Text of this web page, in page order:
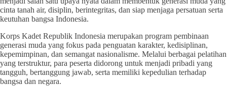
cinta tanah air, disiplin, berintegritas, dan siap menjaga persatuan serta
keutuhan bangsa Indonesia.
Korps Kadet Republik Indonesia merupakan program pembinaan
generasi muda yang fokus pada penguatan karakter, kedisiplinan,
kepemimpinan, dan semangat nasionalisme. Melalui berbagai pelatihan
yang terstruktur, para peserta didorong untuk menjadi pribadi yang
tangguh, bertanggung jawab, serta memiliki kepedulian terhadap
bangsa dan negara.